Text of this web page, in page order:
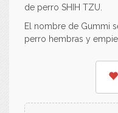
de perro SHIH TZU.
El nombre de Gummi
perro hembras y